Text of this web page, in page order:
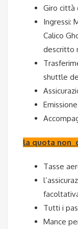
Giro città
Ingressi:
Calico
descritto
shuttle
la quota non
Tasse
Tutti i
Mance